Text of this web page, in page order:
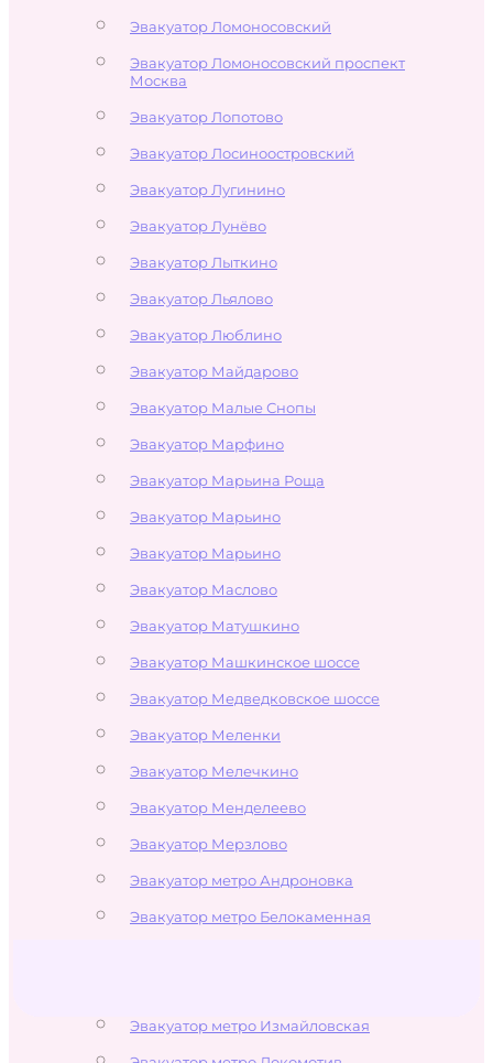
Эвакуатор Ломоносовский
Эвакуатор Ломоносовский проспект
Москва
Эвакуатор Лопотово
Эвакуатор Лосиноостровский
Эвакуатор Лугинино
Эвакуатор Лунёво
Эвакуатор Лыткино
Эвакуатор Льялово
Эвакуатор Люблино
Эвакуатор Майдарово
Эвакуатор Малые Снопы
Эвакуатор Марфино
Эвакуатор Марьина Роща
Эвакуатор Марьино
Эвакуатор Марьино
Эвакуатор Маслово
Эвакуатор Матушкино
Эвакуатор Машкинское шоссе
Эвакуатор Медведковское шоссе
Эвакуатор Меленки
Эвакуатор Мелечкино
Эвакуатор Менделеево
Эвакуатор Мерзлово
Эвакуатор метро Андроновка
Эвакуатор метро Белокаменная
Эвакуатор метро Измайловская